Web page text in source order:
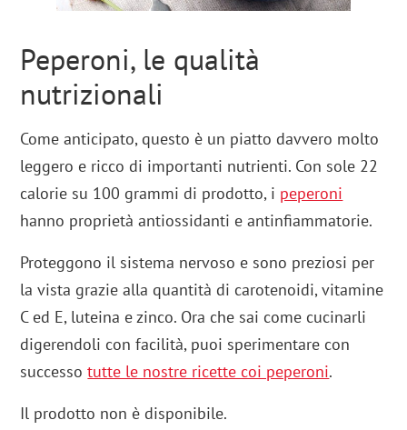
Peperoni, le qualità
nutrizionali
Come anticipato, questo è un piatto davvero molto
leggero e ricco di importanti nutrienti. Con sole 22
calorie su 100 grammi di prodotto, i peperoni
hanno proprietà antiossidanti e antinfiammatorie.
Proteggono il sistema nervoso e sono preziosi per
la vista grazie alla quantità di carotenoidi, vitamine
C ed E, luteina e zinco. Ora che sai come cucinarli
digerendoli con facilità, puoi sperimentare con
successotutte le nostre ricette coi peperoni.
Il prodotto non è disponibile.